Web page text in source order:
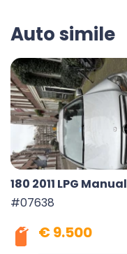
Auto simile
180 2011 LPG Manual
#07638
€ 9.500